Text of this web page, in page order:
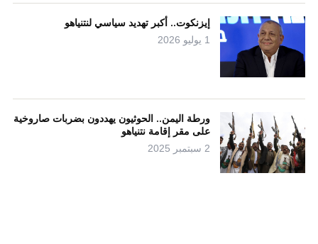
إيزنكوت.. أكبر تهديد سياسي لنتنياهو
1 يوليو 2026
ورطة اليمن.. الحوثيون يهددون بضربات صاروخية
على مقر إقامة نتنياهو
2 سبتمبر 2025